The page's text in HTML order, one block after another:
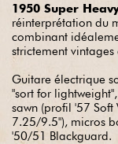
1950 Super
réinterprétation du
combinant
strictement
Guitare électrique
"sort for
sawn (profil '57
7.25/9.5"), micros
'50/51 Blackguard.